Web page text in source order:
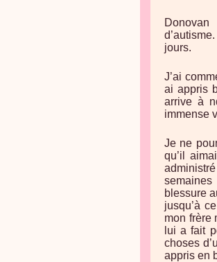
jours.
J’ai
ai appris
arrive à
immense
Je ne
qu’il
blessure
jusqu’à
mon frère
lui a fait
choses
appris en